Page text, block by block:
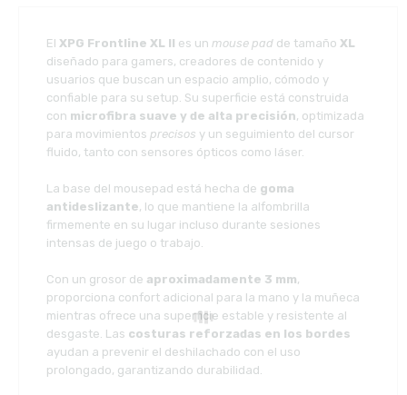
El XPG Frontline XL II es un mouse pad de tamaño XL
diseñado para gamers, creadores de contenido y
usuarios que buscan un espacio amplio, cómodo y
confiable para su setup. Su superficie está construida
con microfibra suave y de alta precisión, optimizada
para movimientos precisos y un seguimiento del cursor
fluido, tanto con sensores ópticos como láser.
La base del mousepad está hecha de goma
antideslizante, lo que mantiene la alfombrilla
firmemente en su lugar incluso durante sesiones
intensas de juego o trabajo.
Con un grosor de aproximadamente 3 mm,
proporciona confort adicional para la mano y la muñeca
mientras ofrece una superficie estable y resistente al
desgaste. Las costuras reforzadas en los bordes
ayudan a prevenir el deshilachado con el uso
prolongado, garantizando durabilidad.